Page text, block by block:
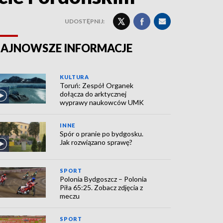
UDOSTĘPNIJ:
INFORMACJE
KULTURA
Toruń: Zespół Organek
dołącza do arktycznej
wyprawy naukowców UMK
INNE
Spór o pranie po bydgosku.
Jak rozwiązano sprawę?
SPORT
Polonia Bydgoszcz – Polonia
Piła 65:25. Zobacz zdjęcia z
meczu
SPORT